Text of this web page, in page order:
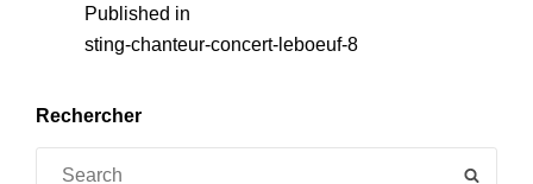
Navigation
l’article
Published in
sting-chanteur-concert-leboeuf-8
Rechercher